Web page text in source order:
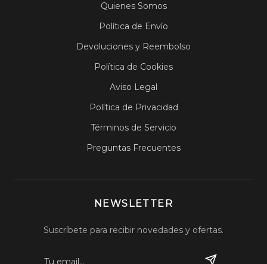
Quienes Somos
Política de Envío
Devoluciones y Reembolso
Política de Cookies
Aviso Legal
Política de Privacidad
Términos de Servicio
Preguntas Frecuentes
NEWSLETTER
Suscríbete para recibir novedades y ofertas.